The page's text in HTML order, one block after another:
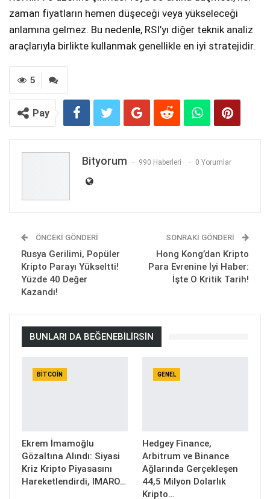
zaman fiyatların hemen düşeceği veya yükseleceği
anlamına gelmez. Bu nedenle, RSI’yı diğer teknik analiz
araçlarıyla birlikte kullanmak genellikle en iyi stratejidir.
5
Pay
Bityorum 990 Haberleri 0 Yorumlar
ÖNCEKI GÖNDERI
Rusya Gerilimi, Popüler
Kripto Parayı Yükseltti!
Yüzde 40 Değer
Kazandı!
SONRAKI GÖNDERI
Hong Kong’dan Kripto
Para Evrenine İyi Haber:
İşte O Kritik Tarih!
BUNLARI DA BEĞENEBILIRSIN
BITCOIN
Ekrem İmamoğlu
Gözaltına Alındı: Siyasi
Kriz Kripto Piyasasını
Hareketlendirdi, IMARO…
GENEL
Hedgey Finance,
Arbitrum ve Binance
Ağlarında Gerçekleşen
44,5 Milyon Dolarlık
Kripto…